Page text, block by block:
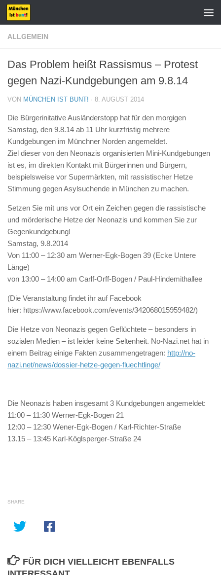
Zum Inhalt springen
ALLGEMEIN
Das Problem heißt Rassismus – Protest
gegen Nazi-Kundgebungen am 9.8.14
VON MÜNCHEN IST BUNT! · 8. AUGUST 2014
Die Bürgerinitative Ausländerstopp hat für den morgigen
Samstag, den 9.8.14 ab 11 Uhr kurzfristig mehrere
Kundgebungen im Münchner Norden angemeldet.
Ziel dieser von den Neonazis organisierten Mini-Kundgebungen
ist es, im direkten Kontakt mit Bürgerinnen und Bürgern,
beispielsweise vor Supermärkten, mit rassistischer Hetze
Stimmung gegen Asylsuchende in München zu machen.
Setzen Sie mit uns vor Ort ein Zeichen gegen die rassistische
und mörderische Hetze der Neonazis und kommen Sie zur
Gegenkundgebung!
Samstag, 9.8.2014
Von 11:00 – 12:30 am Werner-Egk-Bogen 39 (Ecke Untere
Länge)
von 13:00 – 14:00 am Carlf-Orff-Bogen / Paul-Hindemithallee
(Die Veranstaltung findet ihr auf Facebook
hier: https://www.facebook.com/events/342068015959482/)
Die Hetze von Neonazis gegen Geflüchtete – besonders in
sozialen Medien – ist leider keine Seltenheit. No-Nazi.net hat in
einem Beitrag einige Fakten zusammengetragen: http://no-
nazi.net/news/dossier-hetze-gegen-fluechtlinge/
Die Neonazis haben insgesamt 3 Kundgebungen angemeldet:
11:00 – 11:30 Werner-Egk-Bogen 21
12:00 – 12:30 Wener-Egk-Bogen / Karl-Richter-Straße
13.15 – 13:45 Karl-Köglsperger-Straße 24
SHARE
FÜR DICH VIELLEICHT EBENFALLS